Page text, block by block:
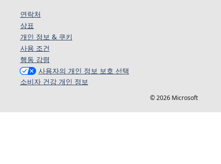
연락처
상표
개인 정보 & 쿠키
사용 조건
행동 강령
사용자의 개인 정보 보호 선택
소비자 건강 개인 정보
© 2026 Microsoft